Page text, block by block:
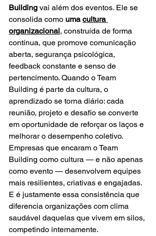
Building vai além dos eventos. Ele se
consolida como uma cultura
organizacional, construída de forma
contínua, que promove comunicação
aberta, segurança psicológica,
feedback constante e senso de
pertencimento. Quando o Team
Building é parte da cultura, o
aprendizado se torna diário: cada
reunião, projeto e desafio se converte
em oportunidade de reforçar os laços e
melhorar o desempenho coletivo.
Empresas que encaram o Team
Building como cultura — e não apenas
como evento — desenvolvem equipes
mais resilientes, criativas e engajadas.
E é justamente essa consistência que
diferencia organizações com clima
saudável daquelas que vivem em silos,
competindo internamente.